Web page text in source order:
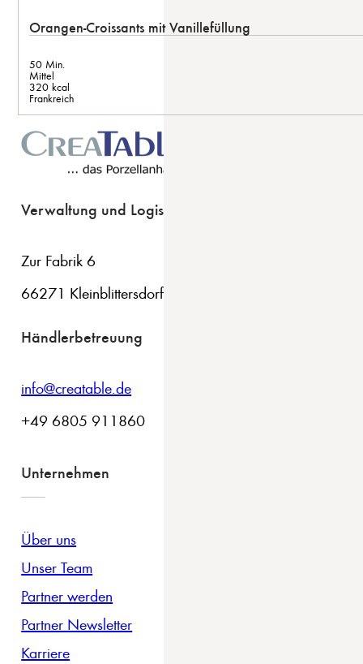
Orangen-Croissants mit Vanillefüllung
50 Min.
Mittel
320 kcal
Frankreich
Verwaltung und Logistik
Zur Fabrik 6
66271 Kleinblittersdorf
Händlerbetreuung
info@creatable.de
+49 6805 911860
Unternehmen
Über uns
Unser Team
Partner werden
Partner Newsletter
Karriere